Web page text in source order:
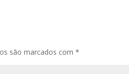
são marcados com*